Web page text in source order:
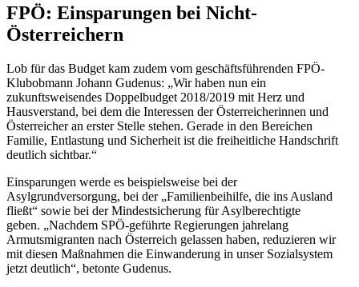
FPÖ: Einsparungen bei Nicht-
Österreichern
Lob für das Budget kam zudem vom geschäftsführenden FPÖ-
Klubobmann Johann Gudenus: „Wir haben nun ein
zukunftsweisendes Doppelbudget 2018/2019 mit Herz und
Hausverstand, bei dem die Interessen der Österreicherinnen und
Österreicher an erster Stelle stehen. Gerade in den Bereichen
Familie, Entlastung und Sicherheit ist die freiheitliche Handschrift
deutlich sichtbar.“
Einsparungen werde es beispielsweise bei der
Asylgrundversorgung, bei der „Familienbeihilfe, die ins Ausland
fließt“ sowie bei der Mindestsicherung für Asylberechtigte
geben. „Nachdem SPÖ-geführte Regierungen jahrelang
Armutsmigranten nach Österreich gelassen haben, reduzieren wir
mit diesen Maßnahmen die Einwanderung in unser Sozialsystem
jetzt deutlich“, betonte Gudenus.